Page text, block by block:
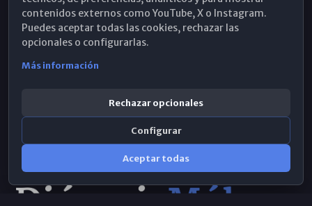
WhatsApp
contenidos externos como YouTube, X o Instagram.
Puedes aceptar todas las cookies, rechazar las
opcionales o configurarlas.
Más información
Rechazar opcionales
Configurar
Aceptar todas